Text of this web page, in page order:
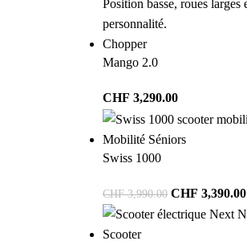
Chopper
Mango 2.0
CHF 3,290.00
Mobilité Séniors
Swiss 1000
CHF3,990.00 CHF 3,390.00
Scooter